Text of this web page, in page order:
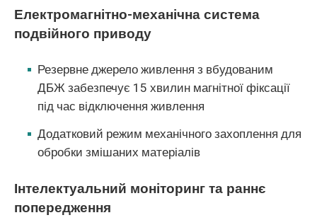
Електромагнітно-механічна система
подвійного приводу
Резервне джерело живлення з вбудованим
ДБЖ забезпечує 15 хвилин магнітної фіксації
під час відключення живлення
Додатковий режим механічного захоплення для
обробки змішаних матеріалів
Інтелектуальний моніторинг та раннє
попередження